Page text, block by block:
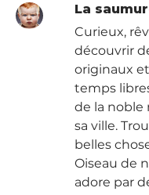
La
Curieux,
découvrir
originaux
temps
de la noble
sa ville.
belles
Oiseau de
adore par